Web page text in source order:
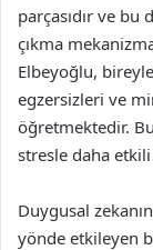
parçasıdır ve bu
çıkma
Elbeyoğlu,
egzersizleri ve
öğretmektedir.
stresle daha etkili
Duygusal
yönde etkileyen